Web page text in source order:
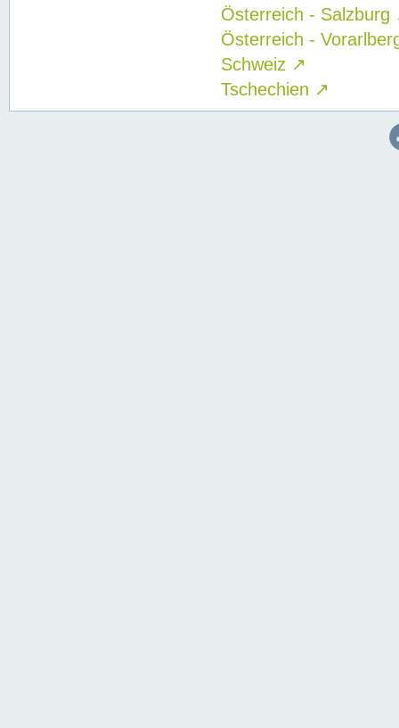
Österreich - Salzburg
Österreich -
Schweiz ↗
Tschechien ↗